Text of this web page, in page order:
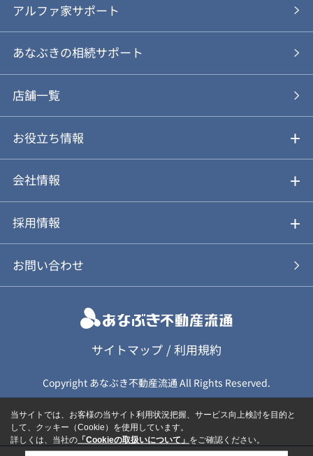
ご売却の流れ
あなぶきの仲介
あなぶきの買取
仲介と買取のメリット・デメリット
動画やパンフレットで見る
ご購入ガイド
物件を探す
購入の流れ
購入前も後も安心サポート
お気に入り
アルファ家サポート
あなぶきの相続サポート
店舗一覧
お役立ち情報
不動産Q&A
アルファジャーナル
会社情報
会社概要
スタッフ紹介
個人情報保護方針
カスタマーハラスメント基本方針
保険募集（勧誘）方針
採用情報
新卒採用について
キャリア採用について
応募に関する個人情報取扱について
お問い合わせ
サイトマップ /利用規約
Copyright あなぶき不動産流通 All Rights Reserved.
当サイトでは、お客様の当サイト利用状況把握、サービス向上検討を目的と
して、クッキー（Cookie）を使用しています。
詳しくは、当社の 「Cookieの取扱いについて」 をご確認ください。